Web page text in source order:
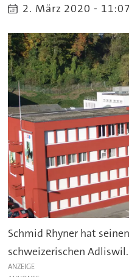
2. März 2020 - 11:07
Schmid Rhyner hat
schweizerischen Adliswil.
ANZEIGE